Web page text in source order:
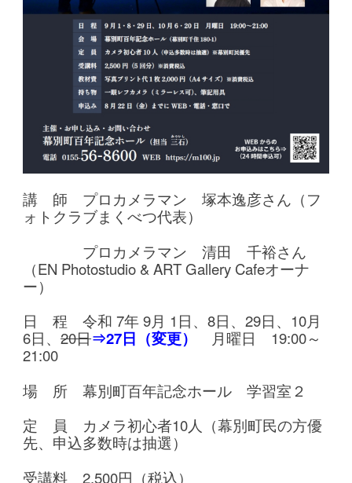
講 師 プロカメラマン 塚本逸彦さん （フ
ォトクラブまくべつ代表）
プロカメラマン 清田 千裕さん
（EN Photostudio & ART Gallery Cafeオーナ
ー）
日 程令和 7年 9月 1日、8日、29日、10月
6日、20日⇒27日（変更）
月曜日 19:00～
21:00
場 所 幕別町百年記念ホール 学習室２
定 員 カメラ初心者10人（幕別町民の方優
先、申込多数時は抽選）
受講料 2,500円（税込）